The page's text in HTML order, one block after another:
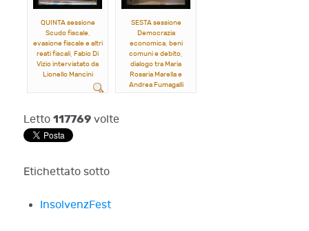
QUINTA sessione
Scudo fiscale,
evasione fiscale e altri
reati fiscali, Fabio Di
Vizio intervistato da
Lionello Mancini
SESTA sessione
Democrazia
economica, beni
comuni e debito,
dialogo tra Maria
Rosaria Marella e
Andrea Fumagalli
Letto 117769 volte
Etichettato sotto
InsolvenzFest